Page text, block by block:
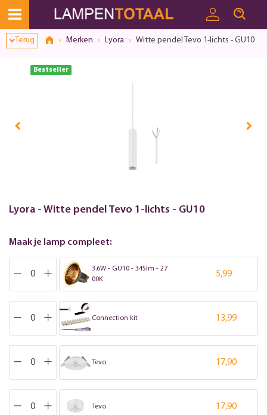
Terug Merken Lyora Witte pendel Tevo 1-lichts - GU10
Bestseller
Lyora - Witte pendel Tevo 1-lichts - GU10
Maak je lamp compleet:
3.6W - GU10 - 345lm - 27
00K
5,99
Connection kit 13,99
Tevo 17,90
Tevo 17,90